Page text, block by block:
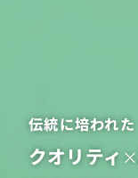
伝統に培われた
クオリティ ×